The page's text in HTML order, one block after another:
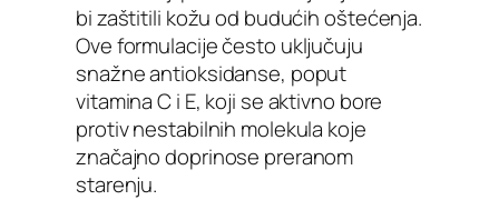
bi zaštitili kožu od budućih oštećenja.
Ove formulacije često uključuju
snažne antioksidanse, poput
vitamina C i E, koji se aktivno bore
protiv nestabilnih molekula koje
značajno doprinose preranom
starenju.